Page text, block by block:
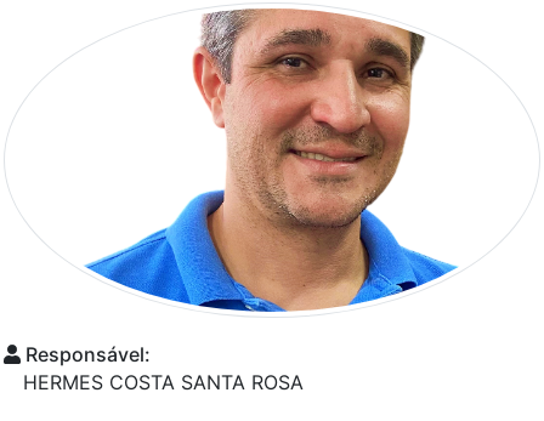
Responsável:
HERMES COSTA SANTA ROSA